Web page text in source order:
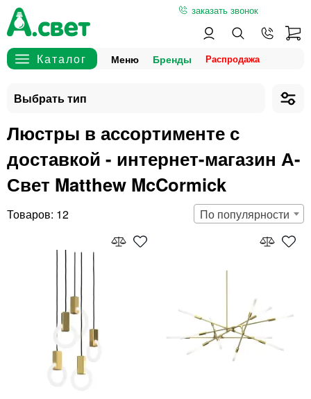
заказать звонок
Меню Бренды
Люстры в ассортименте с
доставкой - интернет-магазин А-
Свет Matthew McCormick
12 По популярности